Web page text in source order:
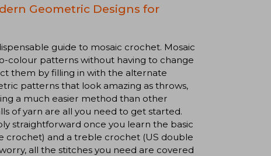
Geometric Designs for
guide to mosaic crochet. Mosaic
colour patterns without having to change
them by filling in with the alternate
patterns that look amazing as throws,
a much easier method than other
of yarn are all you need to get started.
straightforward once you learn the basic
crochet) and a treble crochet (US double
all the stitches you need are covered